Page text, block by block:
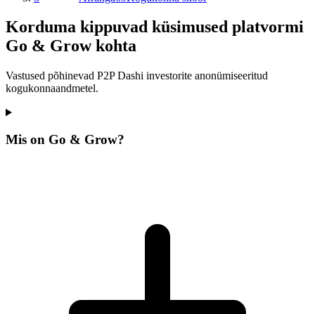
Korduma kippuvad küsimused platvormi
Go & Grow kohta
Vastused põhinevad P2P Dashi investorite anonümiseeritud
kogukonnaandmetel.
Mis on Go & Grow?